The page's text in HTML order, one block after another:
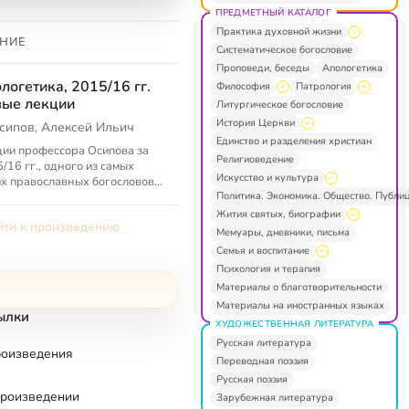
2015/16 гг.
лекции
Алексей Ильич
профессора Осипова за
16 гг., одного из самых
православных богословов
к произведению
ПРЕДМЕТНЫЙ КАТАЛОГ
Практика духовной жизни
Систематическое богословие
Проповеди, беседы
Апологетика
Философия
Патрология
Литургическое богословие
История Церкви
Единство и разделения христиан
Религиоведение
Искусство и культура
Политика. Экономика. Общество.
Жития святых, биографии
Мемуары, дневники, письма
Семья и воспитание
Психология и терапия
Материалы о благотворительности
Материалы на иностранных языках
ХУДОЖЕСТВЕННАЯ ЛИТЕРАТУРА
Русская литература
Переводная поэзия
Русская поэзия
Зарубежная литература